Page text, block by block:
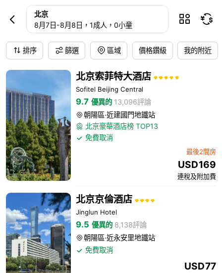
北京酒店預訂

北京
8月7日 -8月8日 ，1成人，0小童
 
排序 篩選 區域 價格鑽級 我的附近
北京索菲特大酒店
Sofitel Beijing Central
9.7 優異的 13,096評論
 朝陽區·近建國門地鐵站
 北京豪華酒店榜 TOP13
 免費取消
最後2間房
USD169
連稅及附加費
北京京倫酒店
Jinglun Hotel
9.5 優異的 8,138評論
 朝陽區·近永安里地鐵站
 免費取消
USD77